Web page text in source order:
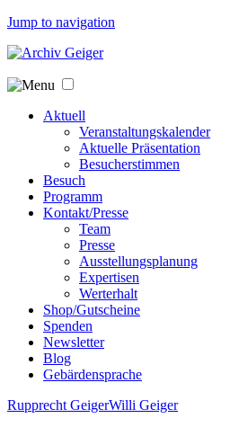
Jump to navigation
Aktuell
Veranstaltungskalender
Aktuelle Präsentation
Besucherstimmen
Besuch
Programm
Kontakt/Presse
Team
Presse
Ausstellungsplanung
Expertisen
Werterhalt
Shop/Gutscheine
Spenden
Newsletter
Blog
Gebärdensprache
Rupprecht GeigerWilli Geiger